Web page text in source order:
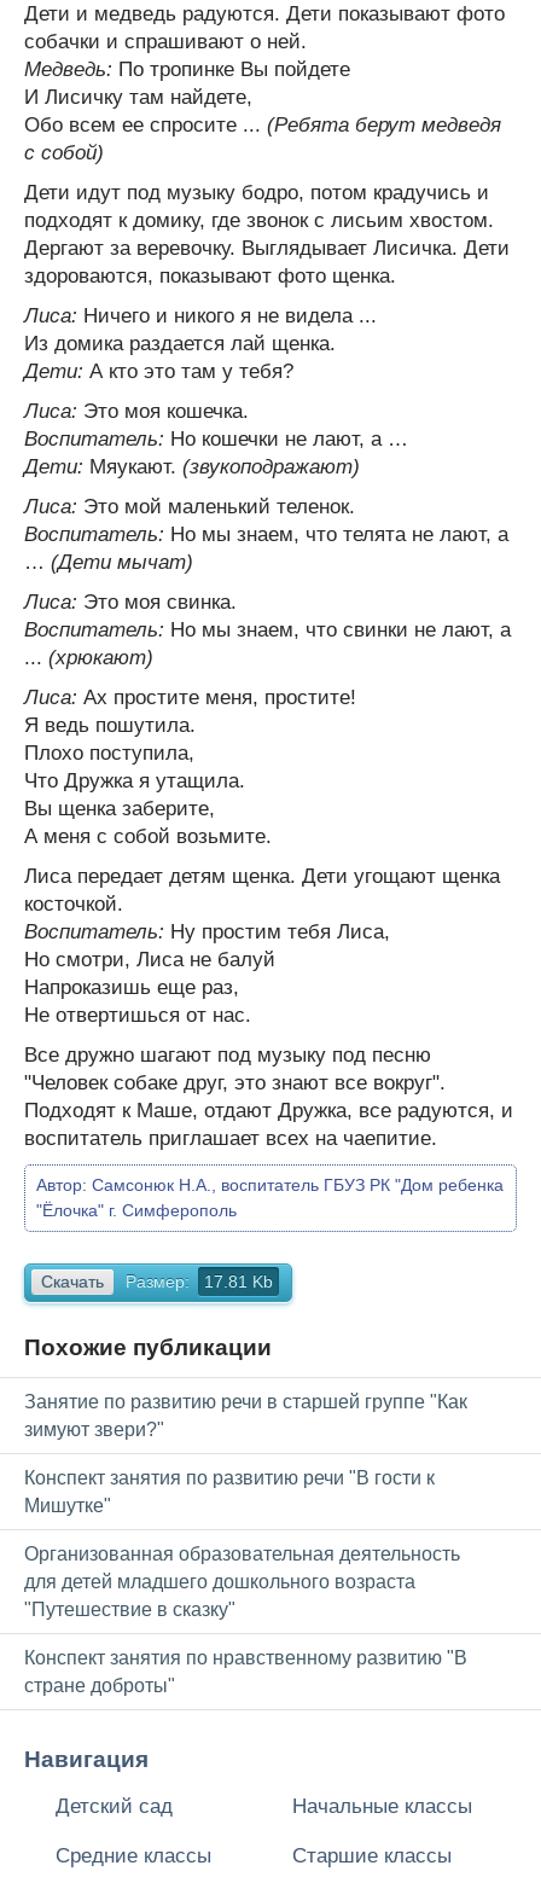
Дети и медведь радуются. Дети показывают фото
собачки и спрашивают о ней.
Медведь: По тропинке Вы пойдете
И Лисичку там найдете,
Обо всем ее спросите ... (Ребята берут медведя
с собой)
Дети идут под музыку бодро, потом крадучись и
подходят к домику, где звонок с лисьим хвостом.
Дергают за веревочку. Выглядывает Лисичка. Дети
здороваются, показывают фото щенка.
Лиса: Ничего и никого я не видела ...
Из домика раздается лай щенка.
Дети: А кто это там у тебя?
Лиса: Это моя кошечка.
Воспитатель: Но кошечки не лают, а …
Дети: Мяукают. (звукоподражают)
Лиса: Это мой маленький теленок.
Воспитатель: Но мы знаем, что телята не лают, а
… (Дети мычат)
Лиса: Это моя свинка.
Воспитатель: Но мы знаем, что свинки не лают, а
... (хрюкают)
Лиса: Ах простите меня, простите!
Я ведь пошутила.
Плохо поступила,
Что Дружка я утащила.
Вы щенка заберите,
А меня с собой возьмите.
Лиса передает детям щенка. Дети угощают щенка
косточкой.
Воспитатель: Ну простим тебя Лиса,
Но смотри, Лиса не балуй
Напроказишь еще раз,
Не отвертишься от нас.
Все дружно шагают под музыку под песню
"Человек собаке друг, это знают все вокруг".
Подходят к Маше, отдают Дружка, все радуются, и
воспитатель приглашает всех на чаепитие.
Автор: Самсонюк Н.А., воспитатель ГБУЗ РК "Дом ребенка
"Ёлочка" г. Симферополь
Скачать Размер: 17.81 Kb
Похожие публикации
Занятие по развитию речи в старшей группе "Как
зимуют звери?"
Конспект занятия по развитию речи "В гости к
Мишутке"
Организованная образовательная деятельность
для детей младшего дошкольного возраста
"Путешествие в сказку"
Конспект занятия по нравственному развитию "В
стране доброты"
Навигация
Детский сад Начальные классы
Средние классы Старшие классы